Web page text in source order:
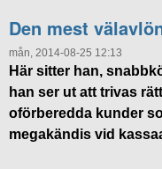
Den mest
mån, 2014-08-25 12:13
Här sitter han,
han ser ut att trivas
oförberedda kunder
megakändis vid